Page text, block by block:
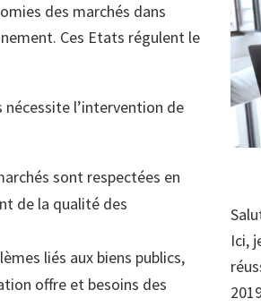
des marchés dans
Ces Etats régulent le
l’intervention de
sont respectées en
de la qualité des
liés aux biens publics,
offre et besoins des
Ici,